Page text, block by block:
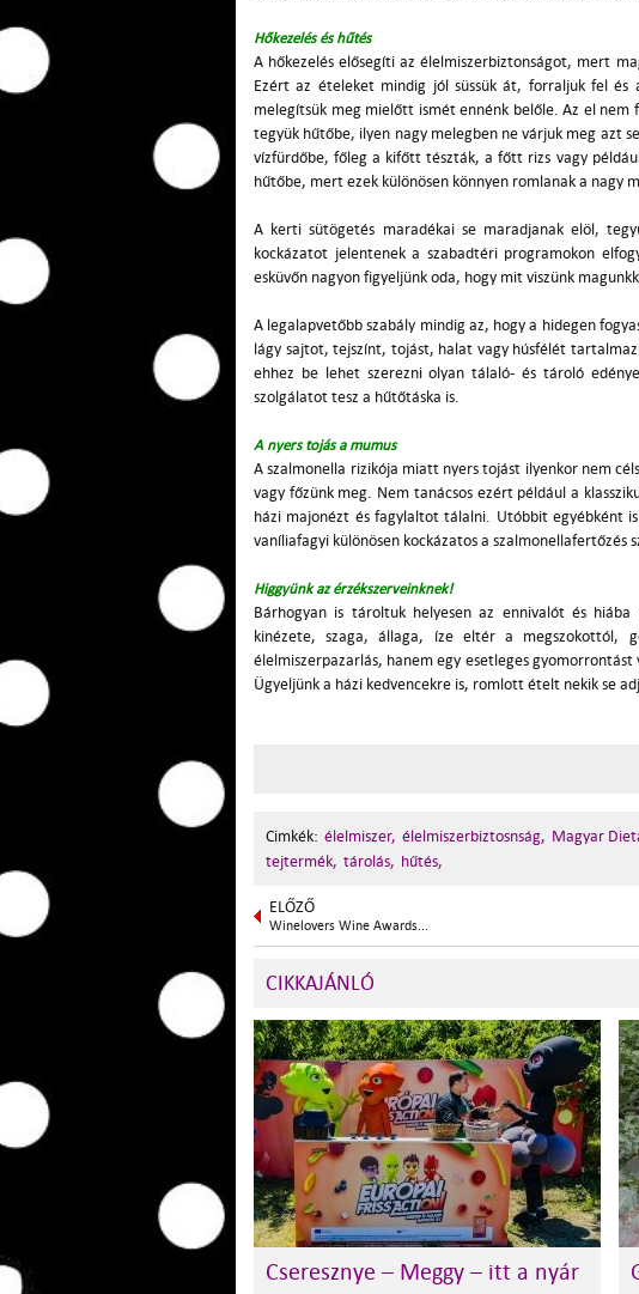
Hőkezelés és hűtés
A hőkezelés elősegíti az élelmiszerbiztonságot, mert
Ezért az ételeket mindig jól süssük át, forraljuk fel
melegítsük meg mielőtt ismét ennénk belőle. Az el
tegyük hűtőbe, ilyen nagy melegben ne várjuk meg azt
vízfürdőbe, főleg a kifőtt tészták, a főtt rizs vagy
hűtőbe, mert ezek különösen könnyen romlanak a nagy
A kerti sütögetés maradékai se maradjanak elöl,
kockázatot jelentenek a szabadtéri programokon
esküvőn nagyon figyeljünk oda, hogy mit viszünk
A legalapvetőbb szabály mindig az, hogy a hidegen
lágy sajtot, tejszínt, tojást, halat vagy húsfélét
ehhez be lehet szerezni olyan tálaló- és tároló
szolgálatot tesz a hűtőtáska is.
A nyers tojás a mumus
A szalmonella rizikója miatt nyers tojást ilyenkor nem
vagy főzünk meg. Nem tanácsos ezért például a
házi majonézt és fagylaltot tálalni. Utóbbit egyébként
vaníliafagyi különösen kockázatos a szalmonellafertőzés
Higgyünk az érzékszerveinknek!
Bárhogyan is tároltuk helyesen az ennivalót és
kinézete, szaga, állaga, íze eltér a megszokottól,
élelmiszerpazarlás, hanem egy esetleges
Ügyeljünk a házi kedvencekre is, romlott ételt nekik se
Cimkék: élelmiszer, élelmiszerbiztosnság, Magyar
tejtermék, tárolás, hűtés,
ELŐZŐ
Winelovers Wine Awards...
CIKKAJÁNLÓ
Cseresznye – Meggy – itt a nyár